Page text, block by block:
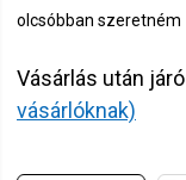
olcsóbban szeretném
Vásárlás után
vásárlóknak)